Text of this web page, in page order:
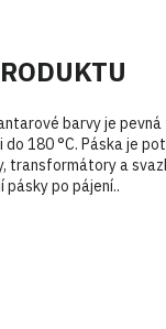
barvy je
180 °C. Páska je
transformátory a
po pájení..